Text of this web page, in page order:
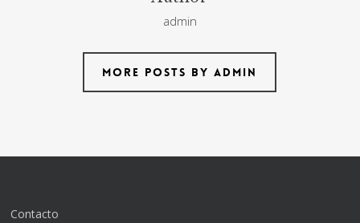
admin
More posts by admin
Contacto